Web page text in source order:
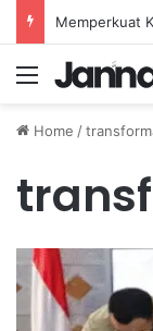
Menu
Home /